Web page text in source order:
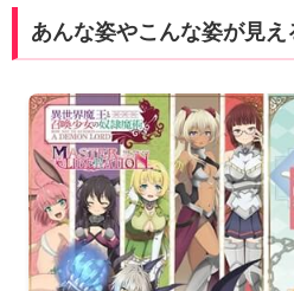
あんな姿やこんな姿が見